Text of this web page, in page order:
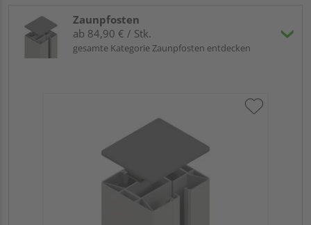
Zaunpfosten
ab 84,90 € / Stk.
gesamte Kategorie Zaunpfosten entdecken